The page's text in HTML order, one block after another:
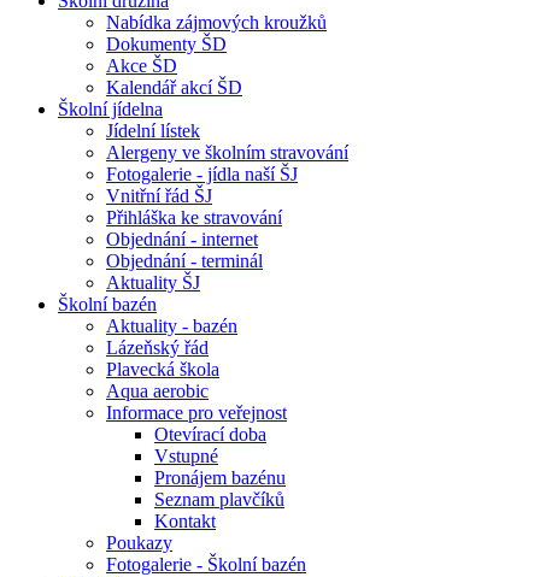
Nabídka zájmových kroužků
Dokumenty ŠD
Akce ŠD
Kalendář akcí ŠD
Školní jídelna
Jídelní lístek
Alergeny ve školním stravování
Fotogalerie - jídla naší ŠJ
Vnitřní řád ŠJ
Přihláška ke stravování
Objednání - internet
Objednání - terminál
Aktuality ŠJ
Školní bazén
Aktuality - bazén
Lázeňský řád
Plavecká škola
Aqua aerobic
Informace pro veřejnost
Otevírací doba
Vstupné
Pronájem bazénu
Seznam plavčíků
Kontakt
Poukazy
Fotogalerie - Školní bazén